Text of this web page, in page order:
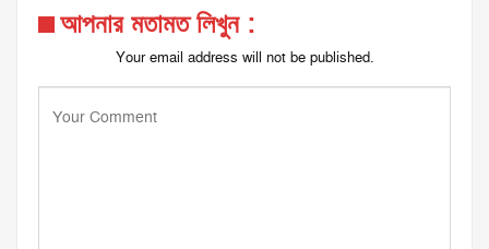
আপনার মতামত লিখুন :
Your email address will not be published.